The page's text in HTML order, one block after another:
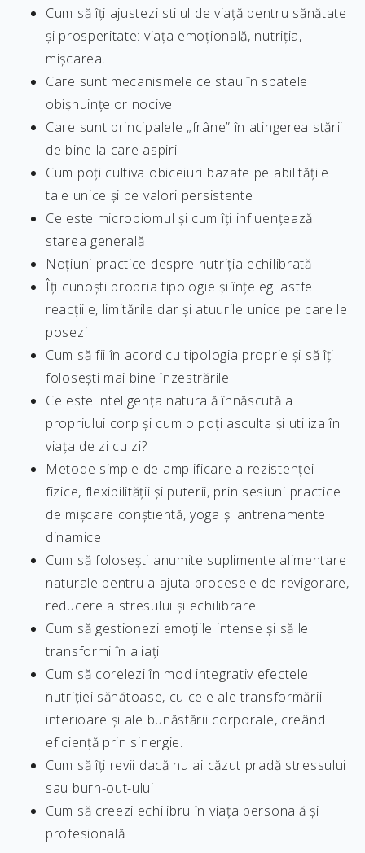
Cum să îți ajustezi stilul de viață pentru sănătate
și prosperitate: viața emoțională, nutriția,
mișcarea.
Care sunt mecanismele ce stau în spatele
obișnuințelor nocive
Care sunt principalele „frâne” în atingerea stării
de bine la care aspiri
Cum poți cultiva obiceiuri bazate pe abilitățile
tale unice și pe valori persistente
Ce este microbiomul și cum îți influențează
starea generală
Noțiuni practice despre nutriția echilibrată
Îți cunoști propria tipologie și înțelegi astfel
reacțiile, limitările dar și atuurile unice pe care le
posezi
Cum să fii în acord cu tipologia proprie și să îți
folosești mai bine înzestrările
Ce este inteligența naturală înnăscută a
propriului corp și cum o poți asculta și utiliza în
viața de zi cu zi?
Metode simple de amplificare a rezistenței
fizice, flexibilității și puterii, prin sesiuni practice
de mișcare conștientă, yoga și antrenamente
dinamice
Cum să folosești anumite suplimente alimentare
naturale pentru a ajuta procesele de revigorare,
reducere a stresului și echilibrare
Cum să gestionezi emoțiile intense și să le
transformi în aliați
Cum să corelezi în mod integrativ efectele
nutriției sănătoase, cu cele ale transformării
interioare și ale bunăstării corporale, creând
eficiență prin sinergie.
Cum să îți revii dacă nu ai căzut pradă stressului
sau burn-out-ului
Cum să creezi echilibru în viața personală și
profesională